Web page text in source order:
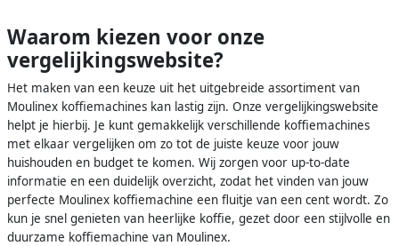
Waarom kiezen voor onze
vergelijkingswebsite?
Het maken van een keuze uit het uitgebreide assortiment van
Moulinex koffiemachines kan lastig zijn. Onze vergelijkingswebsite
helpt je hierbij. Je kunt gemakkelijk verschillende koffiemachines
met elkaar vergelijken om zo tot de juiste keuze voor jouw
huishouden en budget te komen. Wij zorgen voor up-to-date
informatie en een duidelijk overzicht, zodat het vinden van jouw
perfecte Moulinex koffiemachine een fluitje van een cent wordt. Zo
kun je snel genieten van heerlijke koffie, gezet door een stijlvolle en
duurzame koffiemachine van Moulinex.